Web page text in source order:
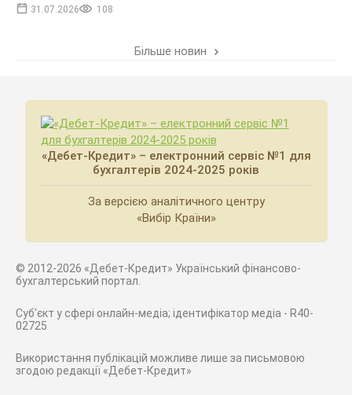
31.07.2026 108
Більше новин
«Дебет-Кредит» – електронний сервіс №1 для
бухгалтерів 2024-2025 років
За версією аналітичного центру
«Вибір Країни»
© 2012-2026 «Дебет-Кредит» Український фінансово-
бухгалтерський портал.
Суб'єкт у сфері онлайн-медіа; ідентифікатор медіа - R40-
02725
Використання публікацій можливе лише за письмовою
згодою редакції «Дебет-Кредит»